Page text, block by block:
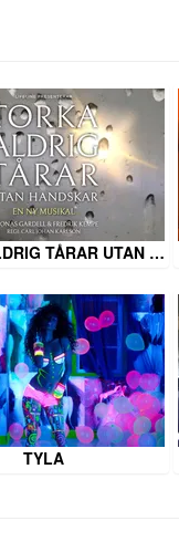
TÅRAR UTAN …
TYLA